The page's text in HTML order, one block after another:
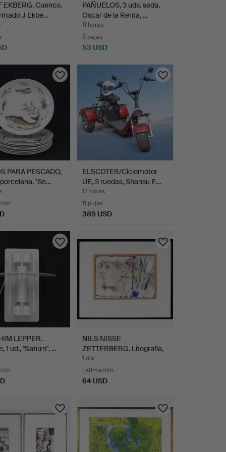
EKBERG. Cuenco,
J Ekbe…
PAÑUELOS, 3 uds. seda,
Oscar de la Renta, …
11 horas
3 pujas
53 USD
PARA PESCADO,
"Se…
ELSCOTER/Ciclomotor
UE, 3 ruedas, Shansu E…
12 horas
11 pujas
389 USD
LEPPER.
1 ud., "Saturn", …
NILS NISSE
ZETTERBERG. Litografía,
18/360,…
1 día
Estimación
64 USD